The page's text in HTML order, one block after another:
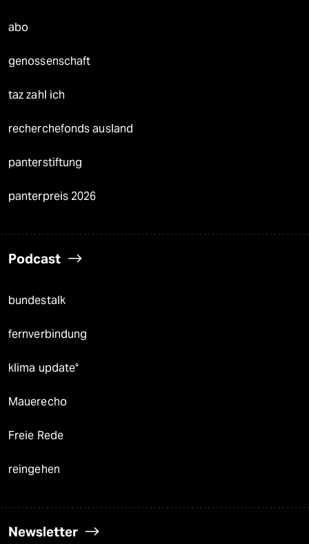
abo
genossenschaft
taz zahl ich
recherchefonds ausland
panterstiftung
panterpreis 2026
Podcast
bundestalk
fernverbindung
klima update°
Mauerecho
Freie Rede
reingehen
Newsletter